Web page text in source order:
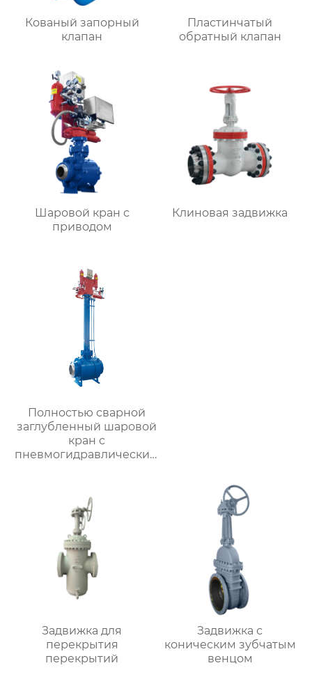
Кованый запорный
клапан
Пластинчатый
обратный клапан
Шаровой кран с
приводом
Клиновая задвижка
Полностью сварной
заглубленный шаровой
кран с
пневмогидравлическим
Задвижка для
перекрытия
перекрытий
Задвижка с
коническим зубчатым
венцом